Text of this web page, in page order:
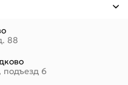
88
подъезд 6